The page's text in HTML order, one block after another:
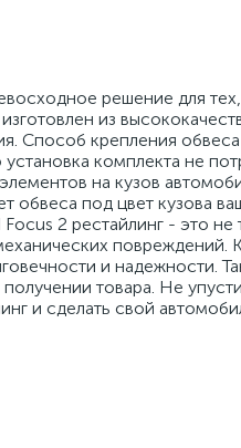
решение для
из
Способ крепления
комплекта не
на кузов
обвеса под цвет кузова
2 рестайлинг - это не
повреждений.
и надежности.
товара. Не
и сделать свой